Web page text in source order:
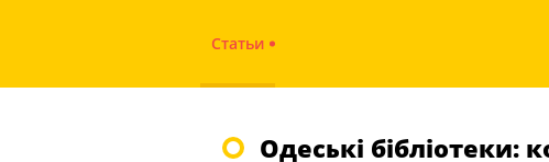
Статьи
Одеські бібліотеки: